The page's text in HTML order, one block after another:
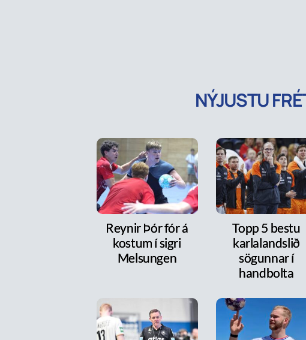
NÝJUSTU
Reynir Þór fór á
kostum í sigri
Melsungen
Topp 5 bestu
karlalandslið
sögunnar í
handbolta